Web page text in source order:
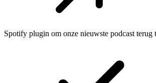
Spotify plugin om onze nieuwste podcast terug